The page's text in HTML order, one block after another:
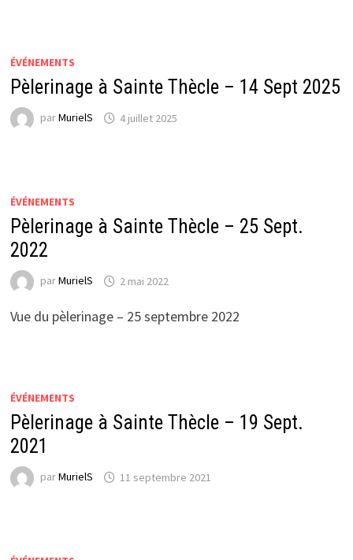
ÉVÉNEMENTS
Pèlerinage à Sainte Thècle – 14 Sept 2025
parMurielS 4 juillet 2025
ÉVÉNEMENTS
Pèlerinage à Sainte Thècle – 25 Sept.
2022
parMurielS 2 mai 2022
Vue du pèlerinage – 25 septembre 2022
ÉVÉNEMENTS
Pèlerinage à Sainte Thècle – 19 Sept.
2021
parMurielS 11 septembre 2021